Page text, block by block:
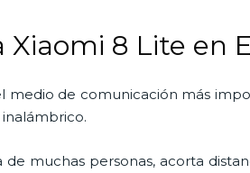
8 Lite en
medio de comunicación más
muchas personas, acorta